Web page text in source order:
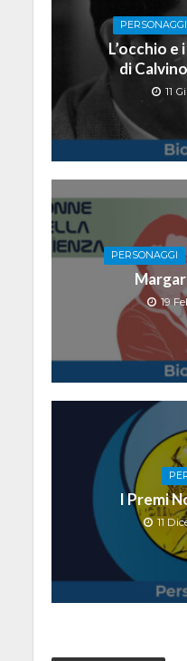
PERSONAGGI
L’occhio e
di
11
PERSONAGGI
19
I Premi
11